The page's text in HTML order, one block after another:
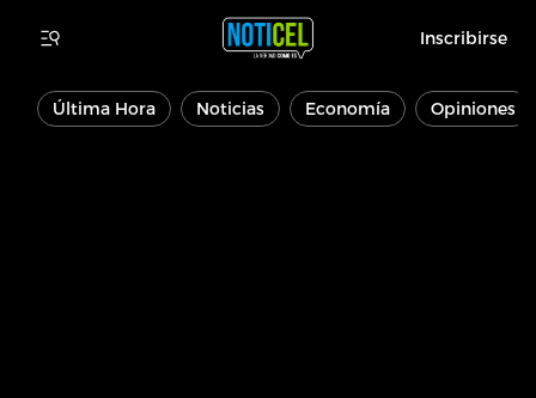
Inscribirse
Última Hora Noticias Economía Opiniones